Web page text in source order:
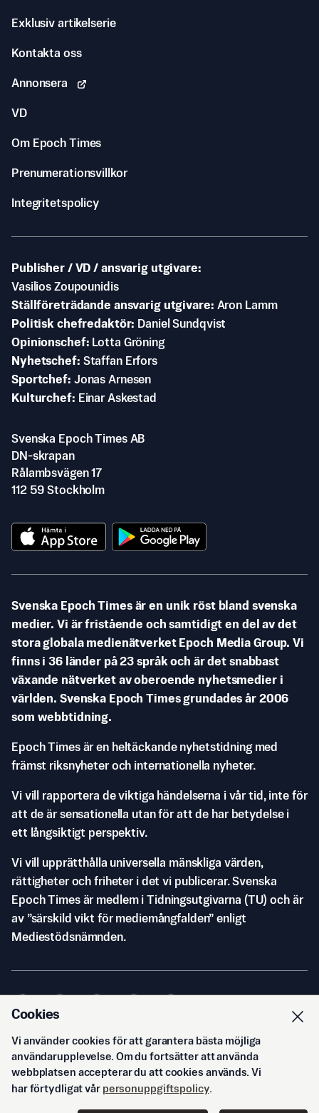
Exklusiv artikelserie
Kontakta oss
Annonsera
VD
Om Epoch Times
Prenumerationsvillkor
Integritetspolicy
Publisher / VD / ansvarig utgivare
Vasilios Zoupounidis
Ställföreträdande ansvarig utgivare Aron Lamm
Politisk chefredaktör
Daniel Sundqvist
Opinionschef
Lotta Gröning
Nyhetschef Staffan Erfors
Sportchef Jonas Arnesen
Kulturchef
Einar Askestad
Svenska Epoch Times AB
DN-skrapan
Rålambsvägen 17
112 59 Stockholm
Svenska Epoch Times är en unik röst bland svenska
medier. Vi är fristående och samtidigt en del av det
stora globala medienätverket Epoch Media Group. Vi
finns i 36 länder på 23 språk och är det snabbast
växande nätverket av oberoende nyhetsmedier i
världen. Svenska Epoch Times grundades år 2006
som webbtidning.
Epoch Times är en heltäckande nyhetstidning med
främst riksnyheter och internationella nyheter.
Vi vill rapportera de viktiga händelserna i vår tid, inte för
att de är sensationella utan för att de har betydelse i
ett långsiktigt perspektiv.
Vi vill upprätthålla universella mänskliga värden,
rättigheter och friheter i det vi publicerar. Svenska
Epoch Times är medlem i Tidningsutgivarna (TU) och är
av ”särskild vikt för mediemångfalden” enligt
Mediestödsnämnden.
© Svenska Epoch Times AB2026
Cookies
Vi använder cookies för att garantera bästa möjliga
användarupplevelse. Om du fortsätter att använda
webbplatsen accepterar du att cookies används. Vi
har förtydligat vår personuppgiftspolicy.